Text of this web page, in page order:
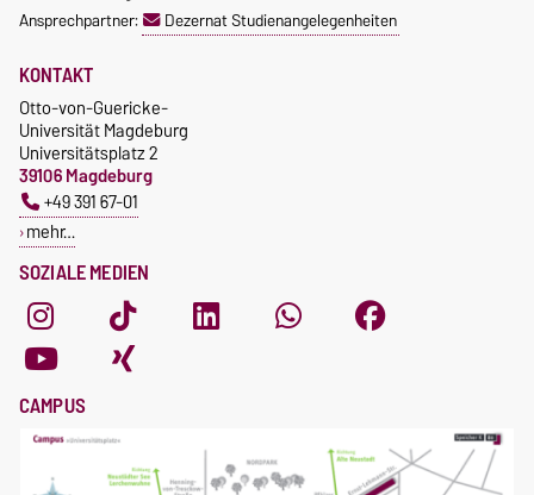
Ansprechpartner:
Dezernat Studienangelegenheiten
SOZIALE MEDIEN
KONTAKT
Otto-von-Guericke-
Universität Magdeburg
Universitätsplatz 2
39106 Magdeburg
+49 391 67-01
mehr…
CAMPUS